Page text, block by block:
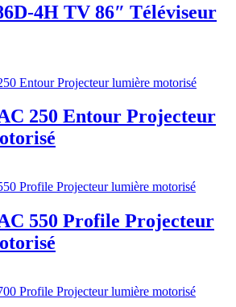
4H TV 86″ Téléviseur
250 Entour Projecteur
550 Profile Projecteur